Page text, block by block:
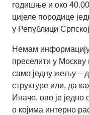
годишње и око
цијеле породице
у Републици
Немам
преселити у
само једну жељу –
структуре или, да
Иначе, ово је
о којима интерно